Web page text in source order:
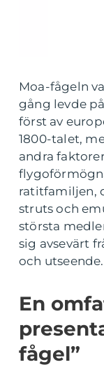
Moa-fågeln
gång levde
först av
1800-talet,
andra
ratitfamiljen,
struts och
största
sig avsevärt
och utseende.
En
fågel”